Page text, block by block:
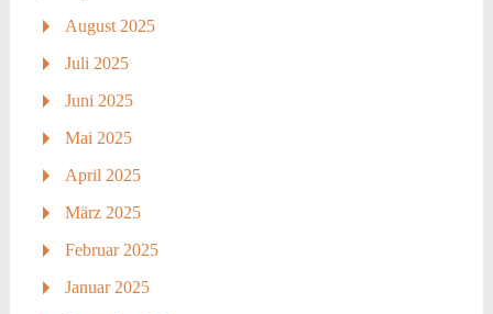
August 2025
Juli 2025
Juni 2025
Mai 2025
April 2025
März 2025
Februar 2025
Januar 2025